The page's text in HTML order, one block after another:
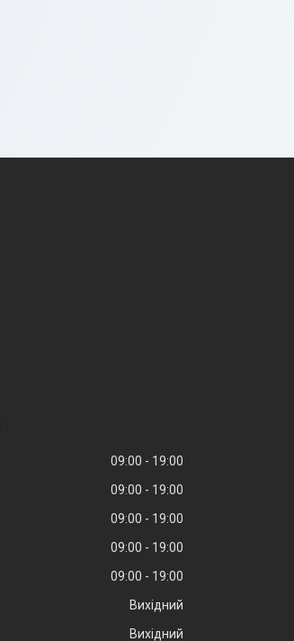
09:00
19:00
09:00
19:00
09:00
19:00
09:00
19:00
09:00
19:00
Вихідний
Вихідний